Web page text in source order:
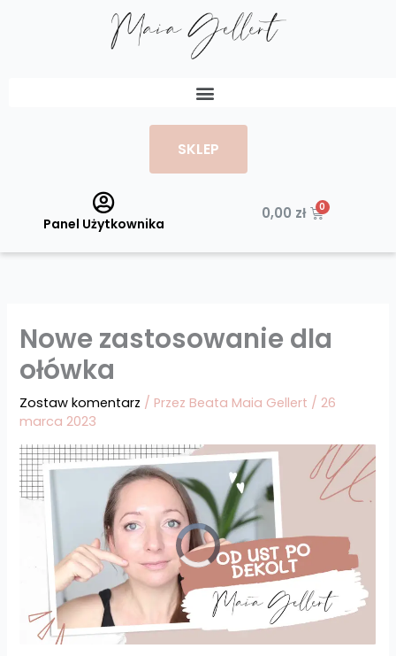
SKLEP
Panel Użytkownika
0,00 zł Wózek
Nowe zastosowanie dla
ołówka
Zostaw komentarz / Przez Beata Maia Gellert / 26
marca 2023